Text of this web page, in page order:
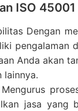
ISO 45001
Dengan
pengalaman
Anda akan
lainnya.
jasa yang